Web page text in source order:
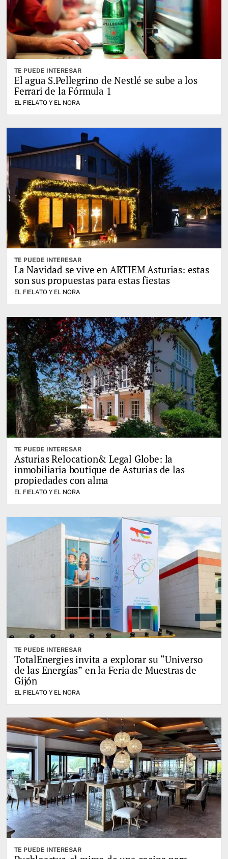
TE PUEDE INTERESAR
El agua S.Pellegrino de Nestlé se sube a los
Ferrari de la Fórmula 1
EL FIELATO Y EL NORA
TE PUEDE INTERESAR
La Navidad se vive en ARTIEM Asturias: estas
son sus propuestas para estas fiestas
EL FIELATO Y EL NORA
TE PUEDE INTERESAR
Asturias Relocation& Legal Globe: la
inmobiliaria boutique de Asturias de las
propiedades con alma
EL FIELATO Y EL NORA
TE PUEDE INTERESAR
TotalEnergies invita a explorar su “Universo
de las Energías” en la Feria de Muestras de
Gijón
EL FIELATO Y EL NORA
TE PUEDE INTERESAR